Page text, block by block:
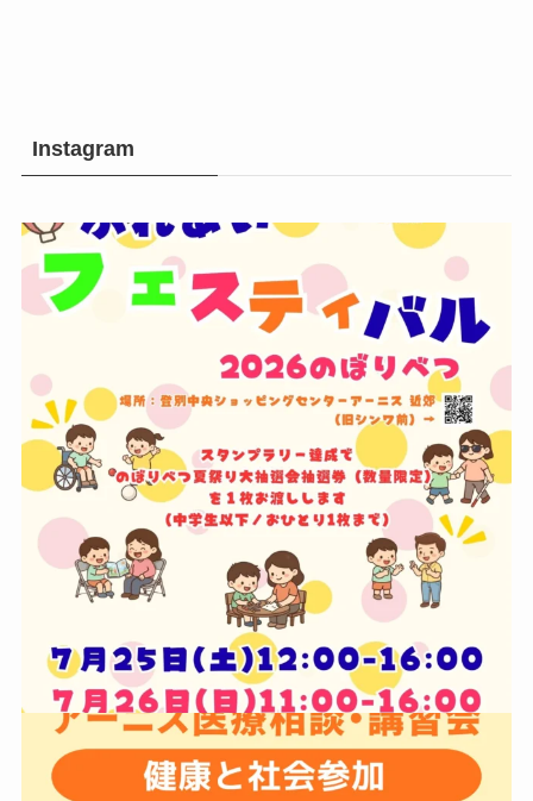
Instagram